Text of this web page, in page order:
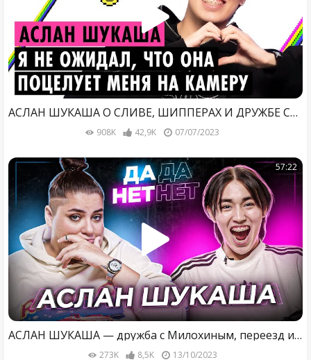
АСЛАН ШУКАША О СЛИВЕ, ШИППЕРАХ И ДРУЖБЕ СО СТАСОМ
908K 42,9K 07/07/2023
57:22
АСЛАН ШУКАША — дружба с Милохиным, переезд и буллинг от родственников | ДаДа — НетНет
273K 8,5K 13/10/2023